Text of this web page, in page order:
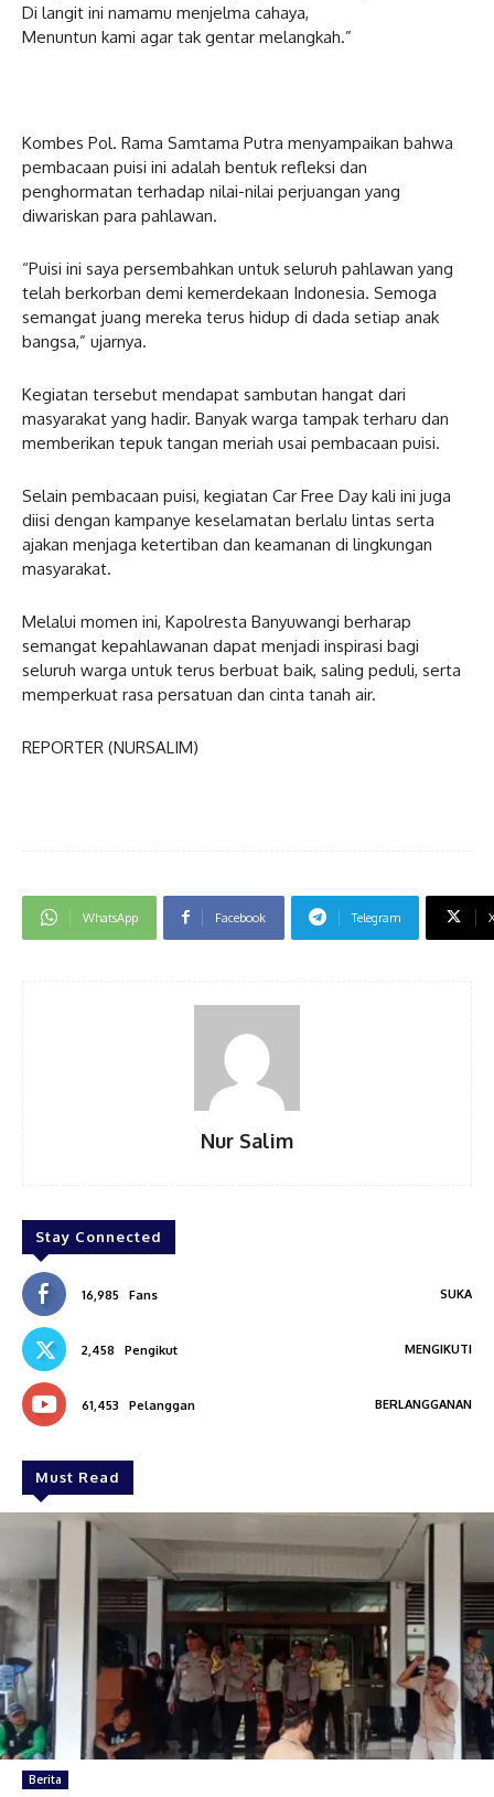
Di langit ini namamu menjelma cahaya,
Menuntun kami agar tak gentar melangkah.”
Kombes Pol. Rama Samtama Putra menyampaikan bahwa
pembacaan puisi ini adalah bentuk refleksi dan
penghormatan terhadap nilai-nilai perjuangan yang
diwariskan para pahlawan.
“Puisi ini saya persembahkan untuk seluruh pahlawan yang
telah berkorban demi kemerdekaan Indonesia. Semoga
semangat juang mereka terus hidup di dada setiap anak
bangsa,” ujarnya.
Kegiatan tersebut mendapat sambutan hangat dari
masyarakat yang hadir. Banyak warga tampak terharu dan
memberikan tepuk tangan meriah usai pembacaan puisi.
Selain pembacaan puisi, kegiatan Car Free Day kali ini juga
diisi dengan kampanye keselamatan berlalu lintas serta
ajakan menjaga ketertiban dan keamanan di lingkungan
masyarakat.
Melalui momen ini, Kapolresta Banyuwangi berharap
semangat kepahlawanan dapat menjadi inspirasi bagi
seluruh warga untuk terus berbuat baik, saling peduli, serta
memperkuat rasa persatuan dan cinta tanah air.
REPORTER (NURSALIM)
WhatsApp Facebook Telegram
Nur Salim
Stay Connected
16,985 Fans SUKA
2,458 Pengikut MENGIKUTI
61,453 Pelanggan BERLANGGANAN
Must Read
Berita